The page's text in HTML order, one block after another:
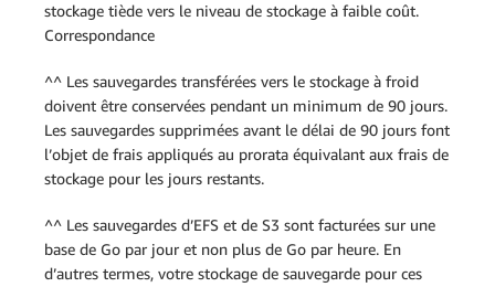
stockage tiède vers le niveau de stockage à faible coût.
Correspondance
^^ Les sauvegardes transférées vers le stockage à froid
doivent être conservées pendant un minimum de 90 jours.
Les sauvegardes supprimées avant le délai de 90 jours font
l’objet de frais appliqués au prorata équivalant aux frais de
stockage pour les jours restants.
^^ Les sauvegardes d’EFS et de S3 sont facturées sur une
base de Go par jour et non plus de Go par heure. En
d’autres termes, votre stockage de sauvegarde pour ces